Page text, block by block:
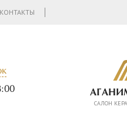
КОНТАКТЫ
CАЛОН